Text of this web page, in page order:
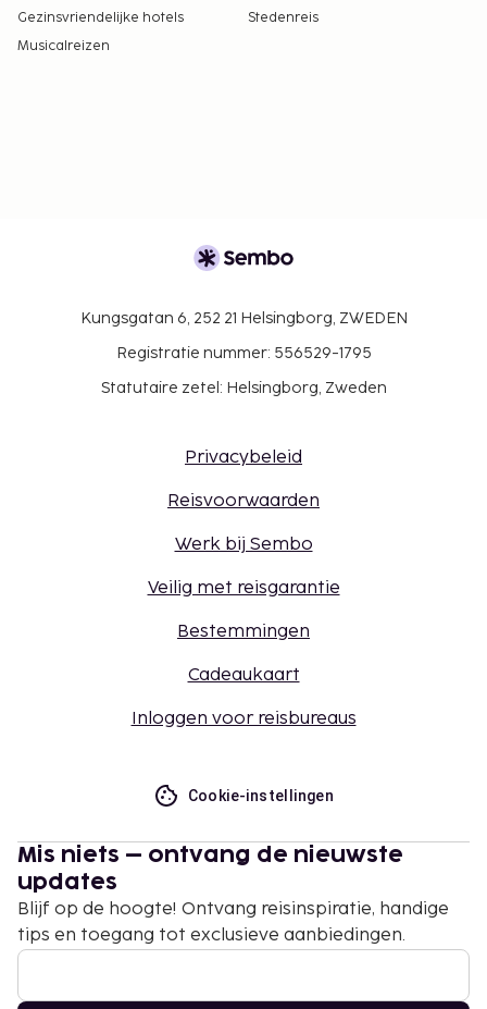
Gezinsvriendelijke hotels
Stedenreis
Musicalreizen
Kungsgatan 6, 252 21 Helsingborg, ZWEDEN
Registratie nummer: 556529-1795
Statutaire zetel: Helsingborg, Zweden
Privacybeleid
Reisvoorwaarden
Werk bij Sembo
Veilig met reisgarantie
Bestemmingen
Cadeaukaart
Inloggen voor reisbureaus
Cookie-instellingen
Mis niets – ontvang de nieuwste
updates
Blijf op de hoogte! Ontvang reisinspiratie, handige
tips en toegang tot exclusieve aanbiedingen.